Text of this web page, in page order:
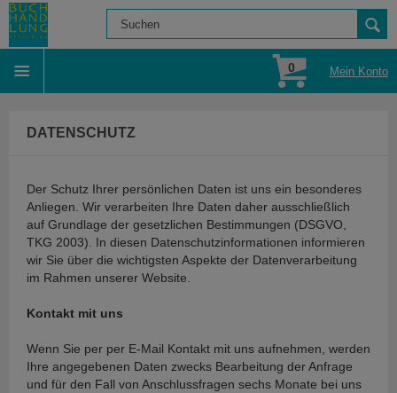
0 Mein Konto
DATENSCHUTZ
Der Schutz Ihrer persönlichen Daten ist uns ein besonderes
Anliegen. Wir verarbeiten Ihre Daten daher ausschließlich
auf Grundlage der gesetzlichen Bestimmungen (DSGVO,
TKG 2003). In diesen Datenschutzinformationen informieren
wir Sie über die wichtigsten Aspekte der Datenverarbeitung
im Rahmen unserer Website.
Kontakt mit uns
Wenn Sie per per E-Mail Kontakt mit uns aufnehmen, werden
Ihre angegebenen Daten zwecks Bearbeitung der Anfrage
und für den Fall von Anschlussfragen sechs Monate bei uns